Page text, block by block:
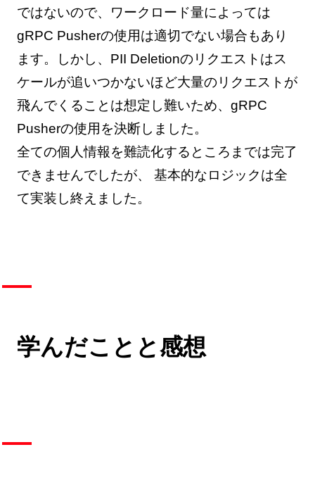
ではないので、ワークロード量によっては
gRPC Pusherの使用は適切でない場合もあり
ます。しかし、PII Deletionのリクエストはス
ケールが追いつかないほど大量のリクエストが
飛んでくることは想定し難いため、gRPC
Pusherの使用を決断しました。
全ての個人情報を難読化するところまでは完了
できませんでしたが、 基本的なロジックは全
て実装し終えました。
学んだことと感想